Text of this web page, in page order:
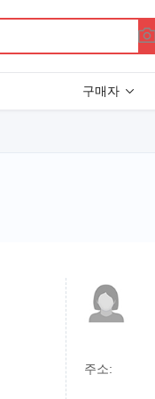
구매자
주소: